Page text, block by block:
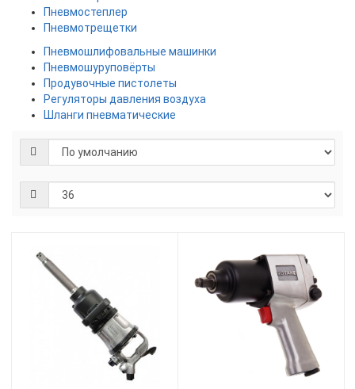
Пневмостеплер
Пневмотрещетки
Пневмошлифовальные машинки
Пневмошуруповёрты
Продувочные пистолеты
Регуляторы давления воздуха
Шланги пневматические